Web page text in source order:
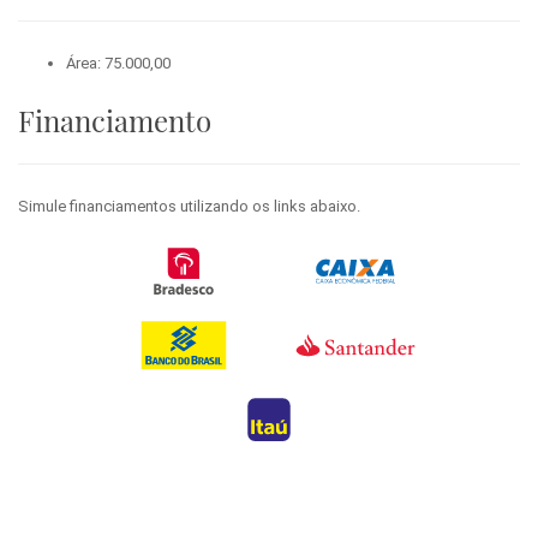
Área: 75.000,00
Financiamento
Simule financiamentos utilizando os links abaixo.